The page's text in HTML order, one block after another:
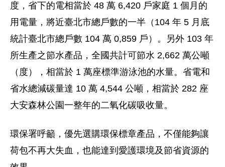
度，省下的電相當於 48 萬 6,420 戶家庭 1 個月的
用電量，將近臺北市總戶數的一半（104 年 5 月底
統計臺北市總戶數 104 萬 0,859 戶）。另外 103 年
所生產之節水產品，全國共計可節水 2,662 萬公噸
（度），相當於 1 萬座標準游泳池的水量。省電和
省水總減碳量達 10 萬 4,544 公噸，相當於 282 座
大安森林公園一整年的二氧化碳吸收量。
環保署呼籲，優先選購環保標章產品，不僅能夠讓
荷包不再大失血，也能達到愛護環境及節省資源的